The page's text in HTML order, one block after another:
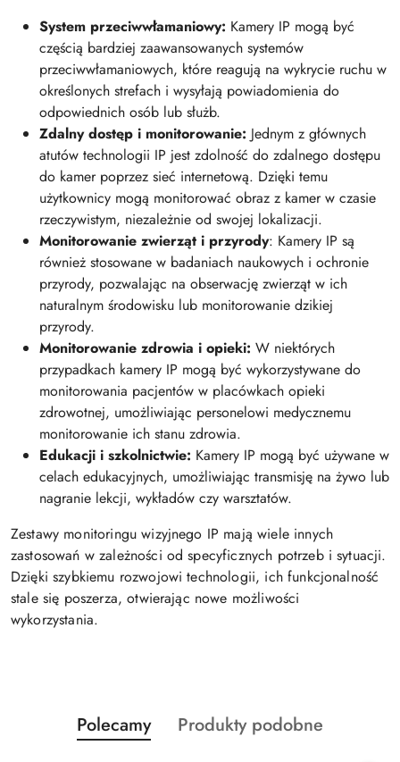
System przeciwwłamaniowy: Kamery IP mogą być
częścią bardziej zaawansowanych systemów
przeciwwłamaniowych, które reagują na wykrycie ruchu w
określonych strefach i wysyłają powiadomienia do
odpowiednich osób lub służb.
Zdalny dostęp i monitorowanie: Jednym z głównych
atutów technologii IP jest zdolność do zdalnego dostępu
do kamer poprzez sieć internetową. Dzięki temu
użytkownicy mogą monitorować obraz z kamer w czasie
rzeczywistym, niezależnie od swojej lokalizacji.
Monitorowanie zwierząt i przyrody: Kamery IP są
również stosowane w badaniach naukowych i ochronie
przyrody, pozwalając na obserwację zwierząt w ich
naturalnym środowisku lub monitorowanie dzikiej
przyrody.
Monitorowanie zdrowia i opieki: W niektórych
przypadkach kamery IP mogą być wykorzystywane do
monitorowania pacjentów w placówkach opieki
zdrowotnej, umożliwiając personelowi medycznemu
monitorowanie ich stanu zdrowia.
Edukacji i szkolnictwie: Kamery IP mogą być używane w
celach edukacyjnych, umożliwiając transmisję na żywo lub
nagranie lekcji, wykładów czy warsztatów.
Zestawy monitoringu wizyjnego IP mają wiele innych
zastosowań w zależności od specyficznych potrzeb i sytuacji.
Dzięki szybkiemu rozwojowi technologii, ich funkcjonalność
stale się poszerza, otwierając nowe możliwości
wykorzystania.
Pomiń karuzelę produktów
Produkty
o
Polecamy
Produkty
Produkty podobne